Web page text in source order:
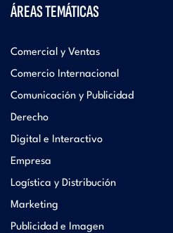
ÁREAS TEMÁTICAS
Comercial y Ventas
Comercio Internacional
Comunicación y Publicidad
Derecho
Digital e Interactivo
Empresa
Logística y Distribución
Marketing
Publicidad e Imagen